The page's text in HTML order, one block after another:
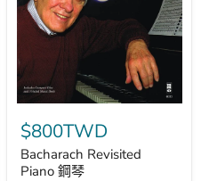
Bacharach
Revisited
Piano
鋼
琴
$800TWD
Bacharach Revisited
Piano 鋼琴